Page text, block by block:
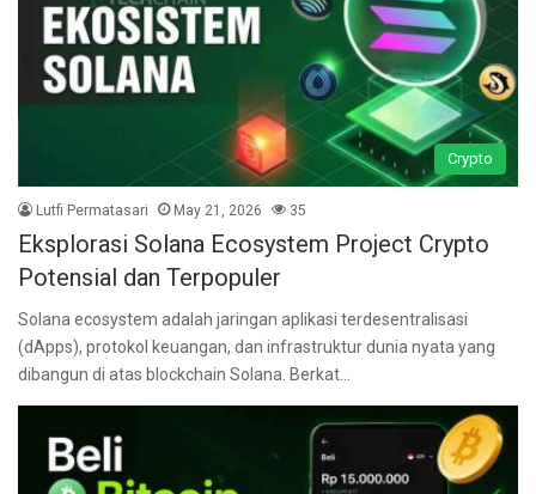
Crypto
Lutfi Permatasari May 21, 2026 35
Eksplorasi Solana Ecosystem Project Crypto
Potensial dan Terpopuler
Solana ecosystem adalah jaringan aplikasi terdesentralisasi
(dApps), protokol keuangan, dan infrastruktur dunia nyata yang
dibangun di atas blockchain Solana. Berkat…